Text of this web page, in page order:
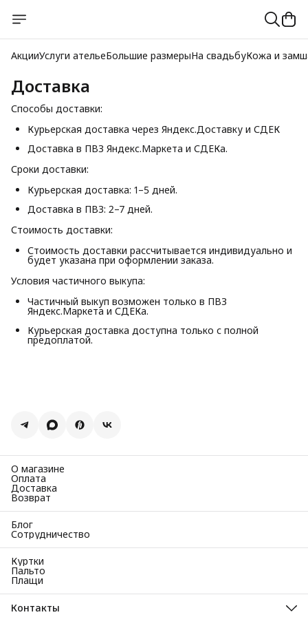
АкцииУслуги ательеБольшие размерыНа свадьбуКожа и
Доставка
Способы доставки:
Курьерская доставка через Яндекс.Доставку и СДЕК
Доставка в ПВЗ Яндекс.Маркета и СДЕКа.
Сроки доставки:
Курьерская доставка: 1–5 дней.
Доставка в ПВЗ: 2–7 дней.
Стоимость доставки:
Стоимость доставки рассчитывается индивидуально и
будет указана при оформлении заказа.
Условия частичного выкупа:
Частичный выкуп возможен только в ПВЗ
Яндекс.Маркета и СДЕКа.
Курьерская доставка доступна только с полной
предоплатой.
О магазине
Оплата
Доставка
Возврат
Блог
Сотрудничество
Куртки
Пальто
Плащи
Контакты